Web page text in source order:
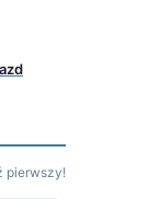
pierwszy!